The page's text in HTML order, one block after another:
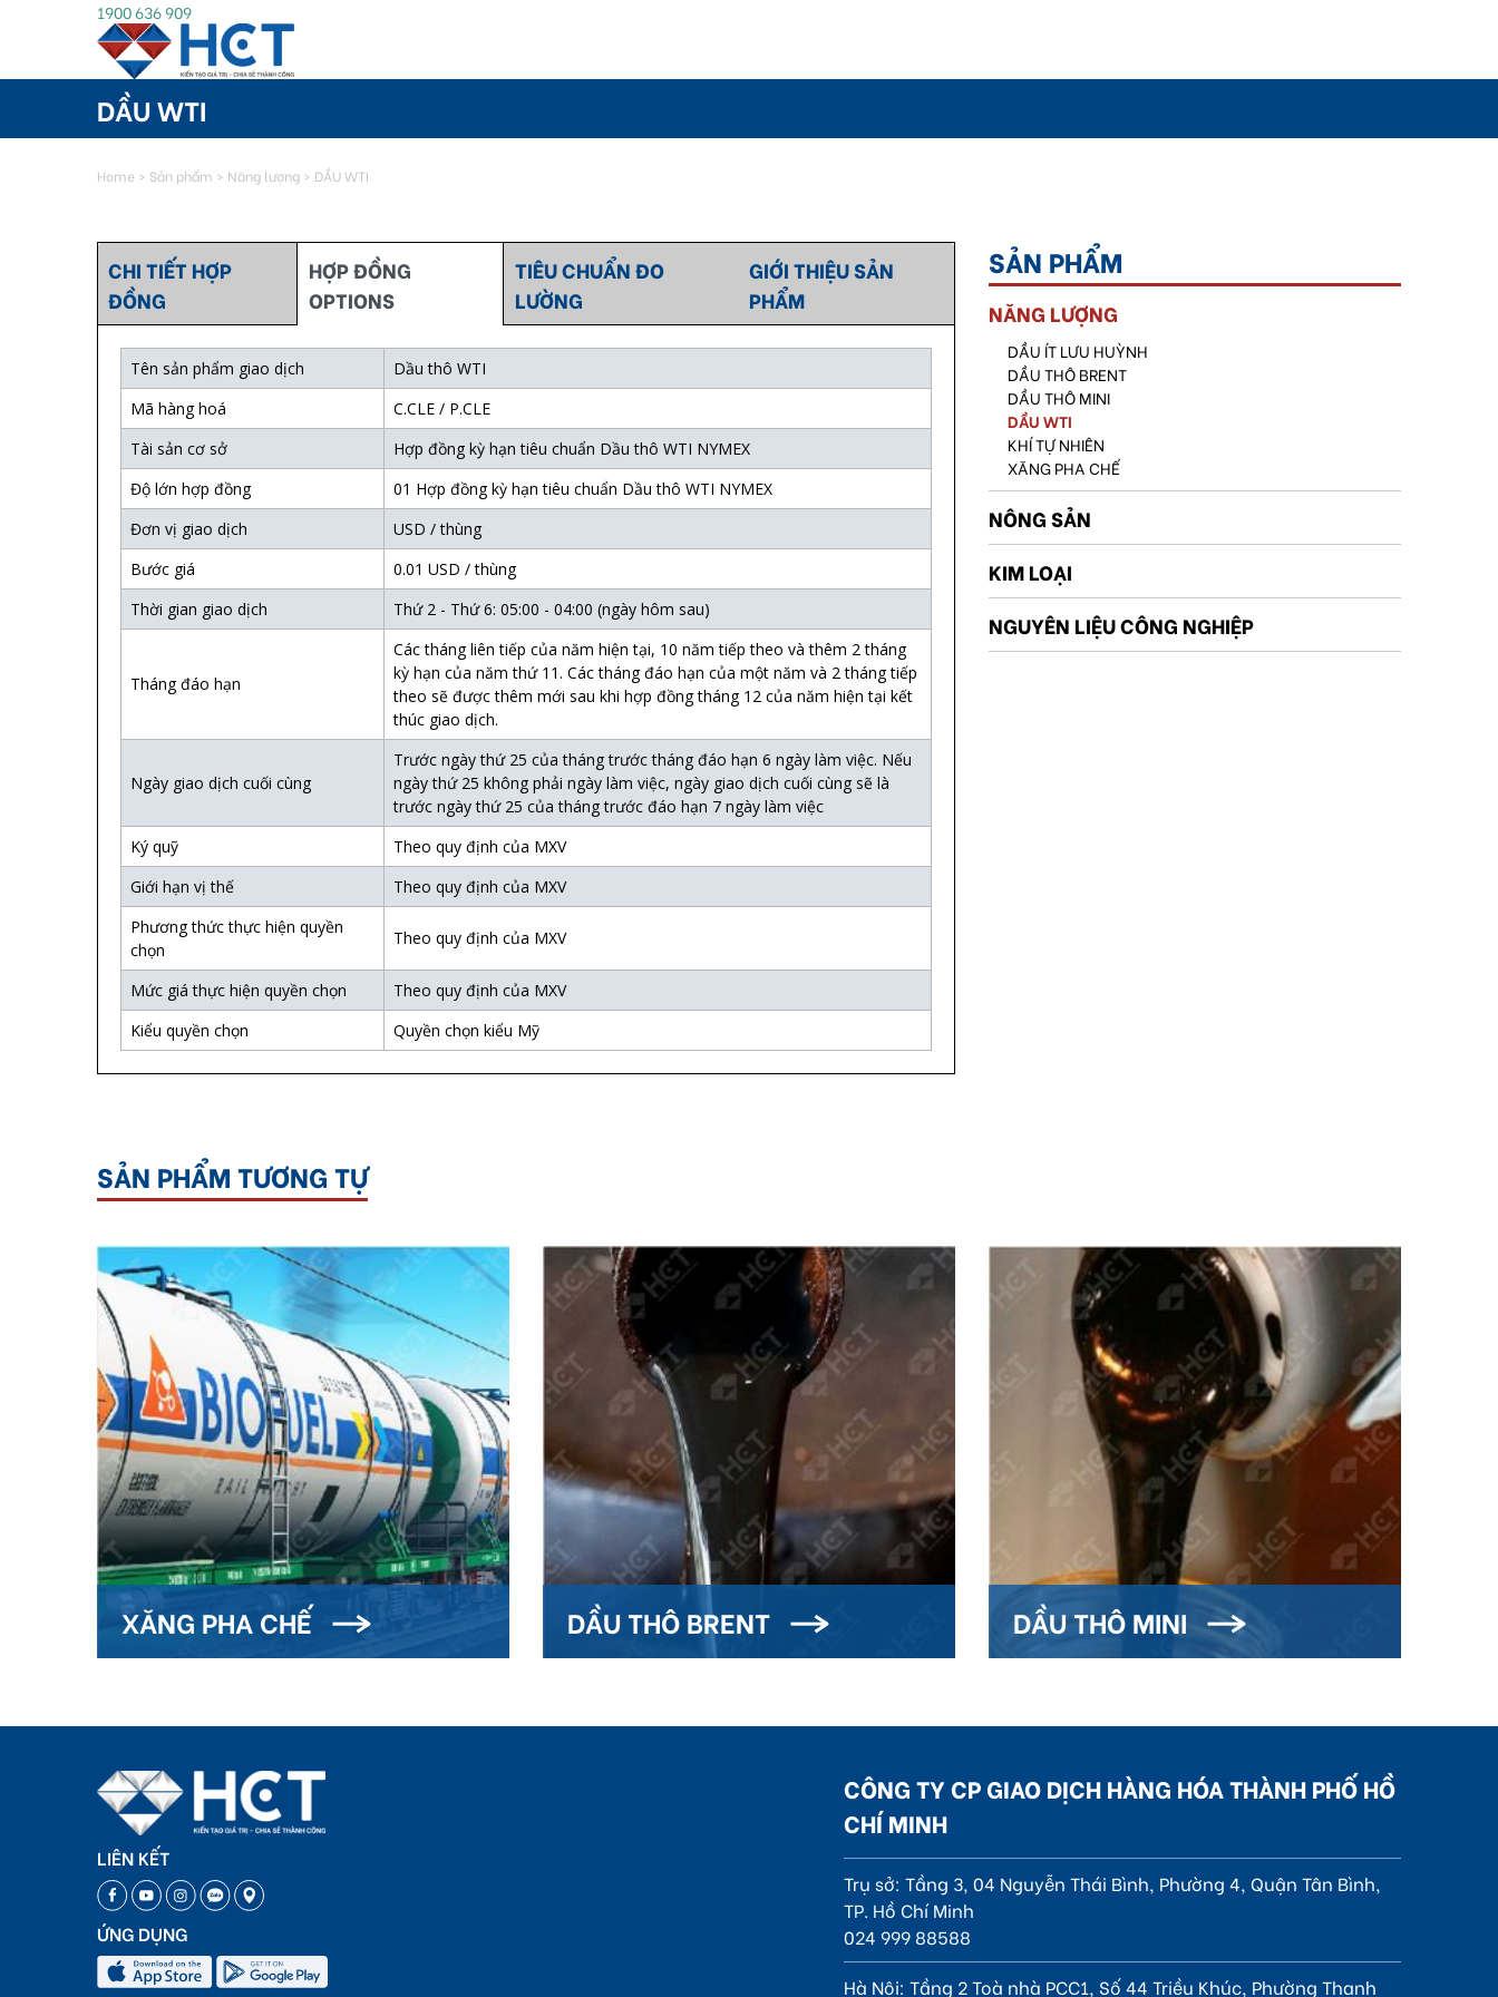
1900 636 909
DẦU WTI
Home > Sản phẩm > Năng lượng > DẦU WTI
CHI TIẾT HỢP
ĐỒNG
HỢP ĐỒNG
OPTIONS
TIÊU CHUẨN ĐO
LƯỜNG
GIỚI THIỆU SẢN
PHẨM
Tên sản phẩm giao dịch
Dầu thô WTI
Mã hàng hoá
C.CLE / P.CLE
Tài sản cơ sở
Hợp đồng kỳ hạn tiêu chuẩn Dầu thô WTI NYMEX
Độ lớn hợp đồng
01 Hợp đồng kỳ hạn tiêu chuẩn Dầu thô WTI NYMEX
Đơn vị giao dịch
USD / thùng
Bước giá
0.01 USD / thùng
Thời gian giao dịch
Thứ 2 - Thứ 6: 05:00 - 04:00 (ngày hôm sau)
Tháng đáo hạn
Các tháng liên tiếp của năm hiện tại, 10 năm tiếp theo và thêm 2 tháng
kỳ hạn của năm thứ 11. Các tháng đáo hạn của một năm và 2 tháng tiếp
theo sẽ được thêm mới sau khi hợp đồng tháng 12 của năm hiện tại kết
thúc giao dịch.
Ngày giao dịch cuối cùng
Trước ngày thứ 25 của tháng trước tháng đáo hạn 6 ngày làm việc. Nếu
ngày thứ 25 không phải ngày làm việc, ngày giao dịch cuối cùng sẽ là
trước ngày thứ 25 của tháng trước đáo hạn 7 ngày làm việc
Ký quỹ
Theo quy định của MXV
Giới hạn vị thế
Theo quy định của MXV
Phương thức thực hiện quyền
chọn
Theo quy định của MXV
Mức giá thực hiện quyền chọn
Theo quy định của MXV
Kiểu quyền chọn
Quyền chọn kiểu Mỹ
SẢN PHẨM
NĂNG LƯỢNG
DẦU ÍT LƯU HUỲNH
DẦU THÔ BRENT
DẦU THÔ MINI
DẦU WTI
KHÍ TỰ NHIÊN
XĂNG PHA CHẾ
NÔNG SẢN
KIM LOẠI
NGUYÊN LIỆU CÔNG NGHIỆP
SẢN PHẨM TƯƠNG TỰ
XĂNG PHA CHẾ DẦU THÔ BRENT DẦU THÔ MINI
LIÊN KẾT
ỨNG DỤNG
CÔNG TY CP GIAO DỊCH HÀNG HÓA THÀNH PHỐ HỒ
CHÍ MINH
Trụ sở: Tầng 3, 04 Nguyễn Thái Bình, Phường 4, Quận Tân Bình,
TP. Hồ Chí Minh
024 999 88588
Hà Nội: Tầng 2 Toà nhà PCC1, Số 44 Triều Khúc, Phường Thanh